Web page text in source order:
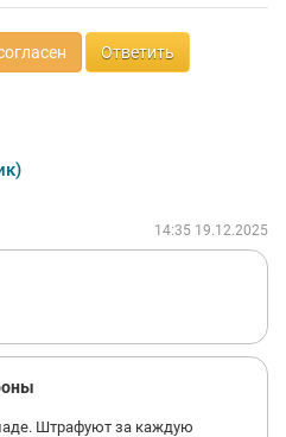
Ответить
14:35 19.12.2025
Штрафуют за каждую